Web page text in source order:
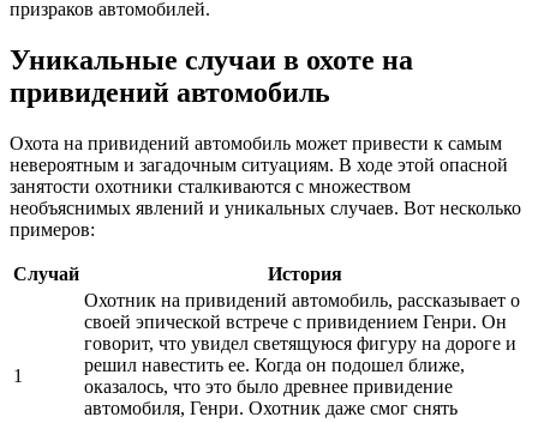
призраков автомобилей.
Уникальные случаи в охоте на
привидений автомобиль
Охота на привидений автомобиль может привести к самым
невероятным и загадочным ситуациям. В ходе этой опасной
занятости охотники сталкиваются с множеством
необъяснимых явлений и уникальных случаев. Вот несколько
примеров:
Случай История
1
Охотник на привидений автомобиль, рассказывает о
своей эпической встрече с привидением Генри. Он
говорит, что увидел светящуюся фигуру на дороге и
решил навестить ее. Когда он подошел ближе,
оказалось, что это было древнее привидение
автомобиля, Генри. Охотник даже смог снять